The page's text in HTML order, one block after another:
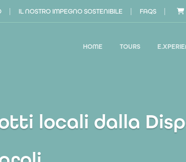
IL NOSTRO IMPEGNO SOSTENIBILE FAQS
HOME TOURS
locali dalla